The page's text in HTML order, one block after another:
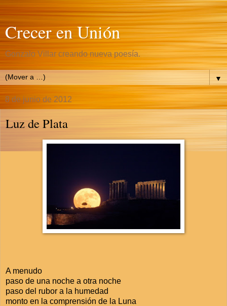
Crecer en Unión
Gonzalo Villar creando nueva poesía.
▼
8 de junio de 2012
Luz de Plata
A menudo
paso de una noche a otra noche
paso del rubor a la humedad
monto en la comprensión de la Luna